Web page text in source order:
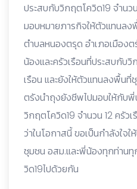
ประสบกับวิกฤตโควิด19 จำน
มอบหมายภารกิจให้ตัวแทนล
ตำบลหนองตรุด อำเภอเมือง
น้องและครัวเรือนที่ประสบกับ
เรือน และยังให้ตัวแทนลงพื้น
ตรังนำถุงยังชีพไปมอบให้กับพี่
วิกฤตโควิด19 จำนวน 12 ครัว
ว่าในโอกาสนี้ ขอเป็นกำลังใจ
ชุมชน อสม.และพี่น้องทุกท่าน
วิด19ไปด้วยกัน